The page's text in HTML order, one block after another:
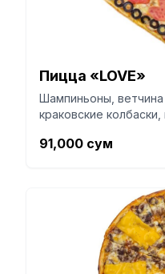
Пицца «LOVE»
Шампиньоны, ветчина
краковские
91,000 сум